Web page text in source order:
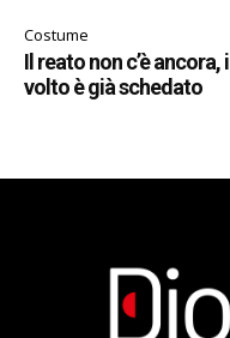
Costume
Il reato non c’è ancora, il
volto è già schedato